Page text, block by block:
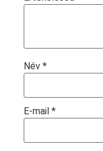
Név *
E-mail *